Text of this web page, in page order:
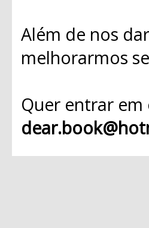
Além de nos
melhorarmos
Quer entrar